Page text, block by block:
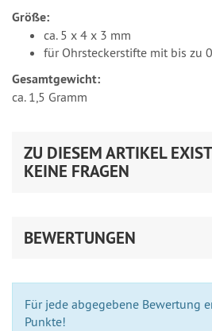
Größe:
ca. 5 x 4 x 3 mm
für Ohrsteckerstifte mit bis zu
Gesamtgewicht:
ca. 1,5 Gramm
ZU DIESEM ARTIKEL
KEINE FRAGEN
BEWERTUNGEN
Für jede abgegebene Bewertung
Punkte!